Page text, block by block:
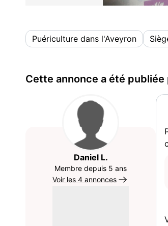
Puériculture dans l'Aveyron
Cette annonce a été publiée
Daniel L.
Membre depuis 5 ans
Voir les 4 annonces